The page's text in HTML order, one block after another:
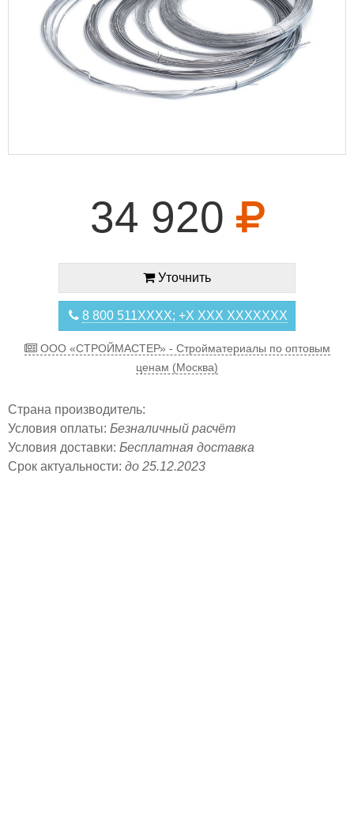
34 920
Уточнить
8 800 511XXXX; +X XXX XXXXXXX
ООО «СТРОЙМАСТЕР» - Стройматериалы по оптовым
ценам (Москва)
Страна производитель:
Условия оплаты: Безналичный расчёт
Условия доставки: Бесплатная доставка
Срок актуальности: до 25.12.2023